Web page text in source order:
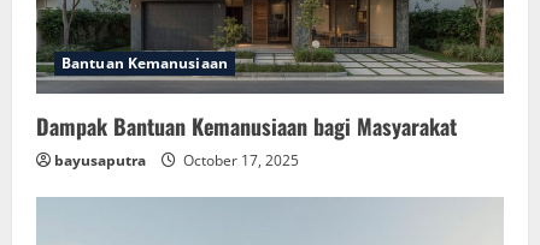
Bantuan Kemanusiaan
Dampak Bantuan Kemanusiaan bagi Masyarakat
bayusaputra October 17, 2025